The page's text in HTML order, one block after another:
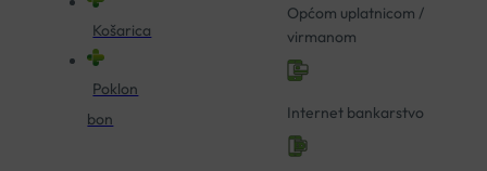
Košarica
Poklon
bon
Općom uplatnicom /
virmanom
Internet bankarstvo